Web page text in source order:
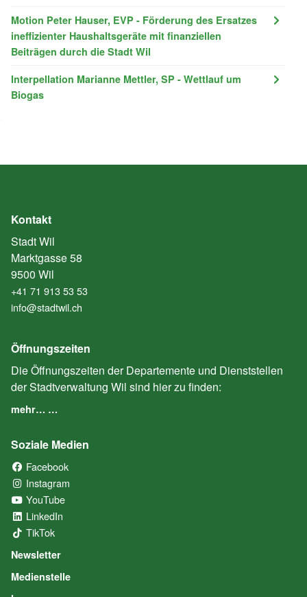
Motion Peter Hauser, EVP - Förderung des Ersatzes
ineffizienter Haushaltsgeräte mit finanziellen
Beiträgen durch die Stadt Wil
Interpellation Marianne Mettler, SP - Wettlauf um
Biogas
Kontakt
Stadt Wil
Marktgasse 58
9500 Wil
+41 71 913 53 53
info@stadtwil.ch
Öffnungszeiten
Die Öffnungszeiten der Departemente und Dienststellen
der Stadtverwaltung Wil sind hier zu finden:
mehr… …
Soziale Medien
Facebook
Instagram
YouTube
LinkedIn
TikTok
Newsletter
Medienstelle